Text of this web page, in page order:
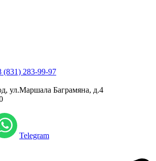
(831) 283-99-97
, ул.Маршала Баграмяна, д.4
Telegram